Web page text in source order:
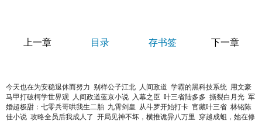
上一章 目录 存书签 下一章
今天也在为安稳退休而努力 别样公子江北 人间政道 学霸的黑科技系统 用文豪
马甲打破柯学世界观 人间政道蓝京小说 入幕之臣 叶三省陆多多 撕裂白月光 军
婚超极甜：七零兵哥哄我生二胎 九霄剑皇 从斗罗开始打卡 官藏叶三省 林铭陈
佳小说 攻略全员后我成人了 开局见神不坏，横推诡异八万里 穿越成蛆，她在修